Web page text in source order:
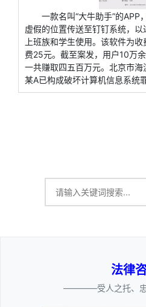
一款名叫“大牛助手”的APP
虚假的位置传送至钉钉系统，以
上班族和学生使用。该软件为
费25元。截至案发，用户10万
一共赚取四五百万元。北京市
某A已构成破坏计算机信息系统
法律
————受人之托、